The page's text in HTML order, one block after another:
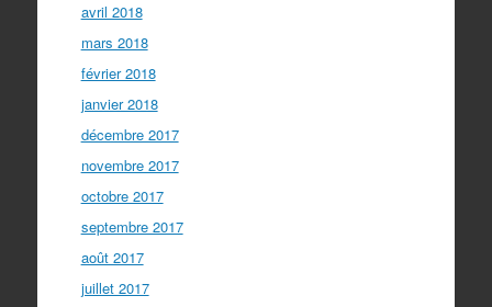
avril 2018
mars 2018
février 2018
janvier 2018
décembre 2017
novembre 2017
octobre 2017
septembre 2017
août 2017
juillet 2017